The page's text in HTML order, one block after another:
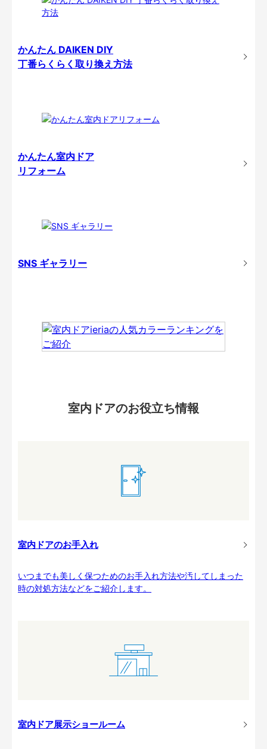
かんたん DAIKEN DIY
丁番らくらく取り換え方法
かんたん室内ドア
リフォーム
SNS ギャラリー
室内ドアのお役立ち情報
室内ドアのお手入れ
いつまでも美しく保つためのお手入れ方法や汚してしまった
時の対処方法などをご紹介します。
室内ドア展示ショールーム